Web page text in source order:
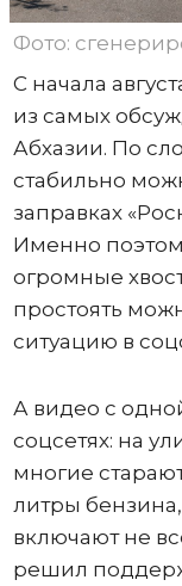
Фото:
С начала
из самых
Абхазии. По
стабильно
заправках
Именно
огромные
простоять
ситуацию в
А видео с
соцсетях: на
многие
литры
включают не
решил